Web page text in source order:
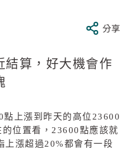
分享
算，好大機會作
點上漲到昨天的高位 23600
位置看， 23600點應該就
上漲超過20%都會有一段